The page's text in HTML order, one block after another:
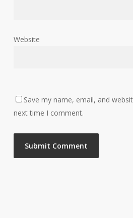
Website
Save my name, email, and
next time I comment.